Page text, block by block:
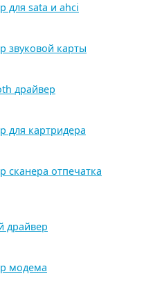
для sata и ahci
звуковой карты
драйвер
для картридера
сканера отпечатка
драйвер
модема